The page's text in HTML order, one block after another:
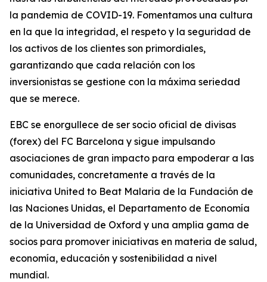
la pandemia de COVID-19. Fomentamos una cultura
en la que la integridad, el respeto y la seguridad de
los activos de los clientes son primordiales,
garantizando que cada relación con los
inversionistas se gestione con la máxima seriedad
que se merece.
EBC se enorgullece de ser socio oficial de divisas
(forex) del FC Barcelona y sigue impulsando
asociaciones de gran impacto para empoderar a las
comunidades, concretamente a través de la
iniciativa United to Beat Malaria de la Fundación de
las Naciones Unidas, el Departamento de Economía
de la Universidad de Oxford y una amplia gama de
socios para promover iniciativas en materia de salud,
economía, educación y sostenibilidad a nivel
mundial.